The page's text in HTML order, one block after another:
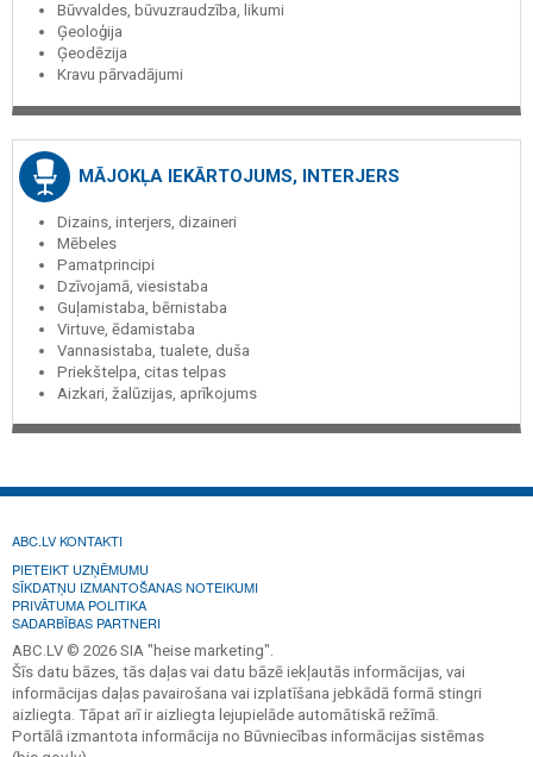
Būvvaldes, būvuzraudzība, likumi
Ģeoloģija
Ģeodēzija
Kravu pārvadājumi
MĀJOKĻA IEKĀRTOJUMS, INTERJERS
Dizains, interjers, dizaineri
Mēbeles
Pamatprincipi
Dzīvojamā, viesistaba
Guļamistaba, bērnistaba
Virtuve, ēdamistaba
Vannasistaba, tualete, duša
Priekštelpa, citas telpas
Aizkari, žalūzijas, aprīkojums
ABC.LV KONTAKTI
PIETEIKT UZŅĒMUMU
SĪKDATŅU IZMANTOŠANAS NOTEIKUMI
PRIVĀTUMA POLITIKA
SADARBĪBAS PARTNERI
ABC.LV © 2026 SIA "heise marketing".
Šīs datu bāzes, tās daļas vai datu bāzē iekļautās informācijas, vai
informācijas daļas pavairošana vai izplatīšana jebkādā formā stingri
aizliegta. Tāpat arī ir aizliegta lejupielāde automātiskā režīmā.
Portālā izmantota informācija no Būvniecības informācijas sistēmas